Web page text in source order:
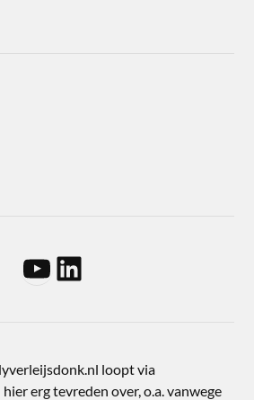
loopt via
hier erg tevreden over, o.a. vanwege